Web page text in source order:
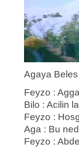
Agaya
Feyzo :
Bilo : Acilin
Feyzo :
Aga : Bu
Feyzo :